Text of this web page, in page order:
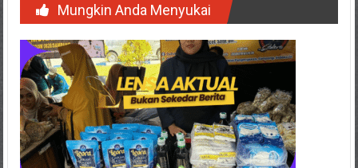
Mungkin Anda Menyukai